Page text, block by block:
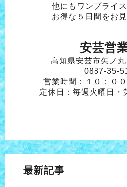
他にもワンプライ
お得な５日間をお見
安芸営
高知県安芸市矢ノ
0887-35-
営業時間：１０：０
定休日：毎週火曜日・
最新記事